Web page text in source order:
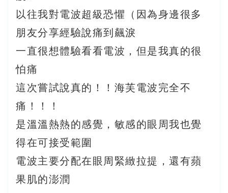
以往我對電波超級恐懼（因為身邊很多
朋友分享經驗說痛到飆淚
一直很想體驗看看電波，但是我真的很
怕痛
這次嘗試說真的！！海芙電波完全不
痛！！！
是溫溫熱熱的感覺，敏感的眼周我也覺
得在可接受範圍
電波主要分配在眼周緊緻拉提，還有蘋
果肌的澎潤